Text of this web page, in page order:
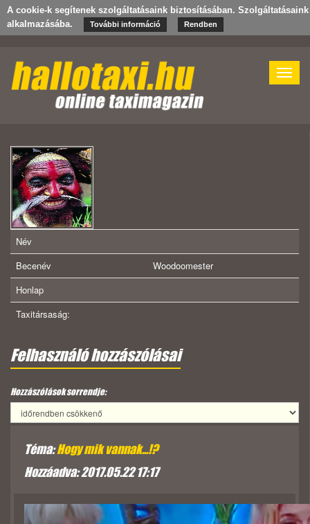
A cookie-k segítenek szolgáltatásaink biztosításában.
alkalmazásába.
További információ Rendben
Toggle
Név
Becenév
Woodoomester
Honlap
Taxitársaság:
Felhasználó hozzászólásai
Hozzászólások sorrendje:
Téma:Hogy mik vannak...!?
Hozzáadva: 2017.05.22 17:17